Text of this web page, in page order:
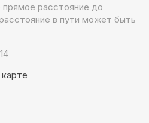
прямое расстояние до
в пути может быть